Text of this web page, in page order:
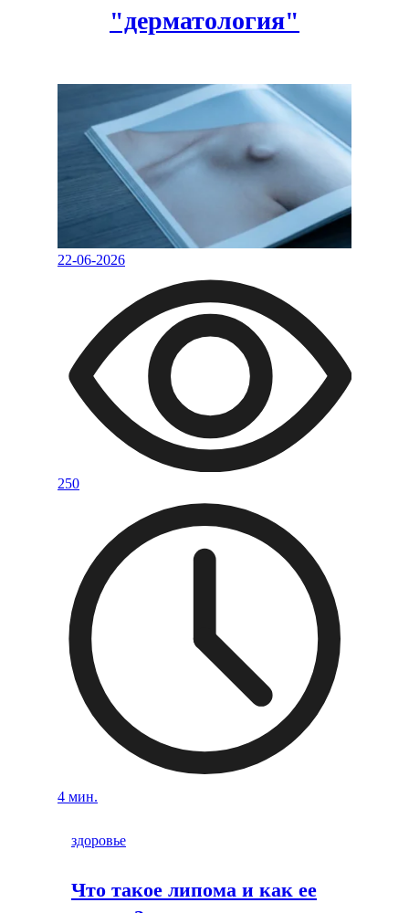
"дерматология"
22-06-2026
250
4 мин.
здоровье
Что такое липома и как ее